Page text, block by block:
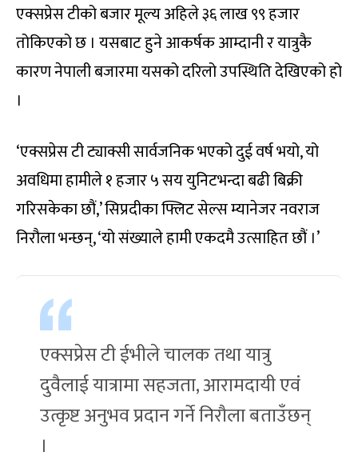
एक्सप्रेस टीको बजार मूल्य अहिले ३६ लाख ९९ हजार
तोकिएको छ । यसबाट हुने आकर्षक आम्दानी र यात्रुकै
कारण नेपाली बजारमा यसको दरिलो उपस्थिति देखिएको हो
।
‘एक्सप्रेस टी ट्याक्सी सार्वजनिक भएको दुई वर्ष भयो, यो
अवधिमा हामीले १ हजार ५ सय युनिटभन्दा बढी बिक्री
गरिसकेका छौं,’ सिप्रदीका फ्लिट सेल्स म्यानेजर नवराज
निरौला भन्छन्, ‘यो संख्याले हामी एकदमै उत्साहित छौं ।’
एक्सप्रेस टी ईभीले चालक तथा यात्रु
दुवैलाई यात्रामा सहजता, आरामदायी एवं
उत्कृष्ट अनुभव प्रदान गर्ने निरौला बताउँछन्
।